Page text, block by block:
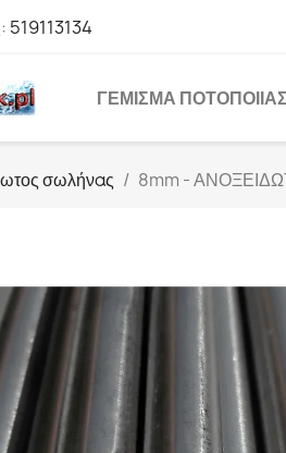
519113134
ΓΈΜΙΣΜΑ ΠΟΤΟΠΟΙΊΑΣ
σωλήνας 8mm -